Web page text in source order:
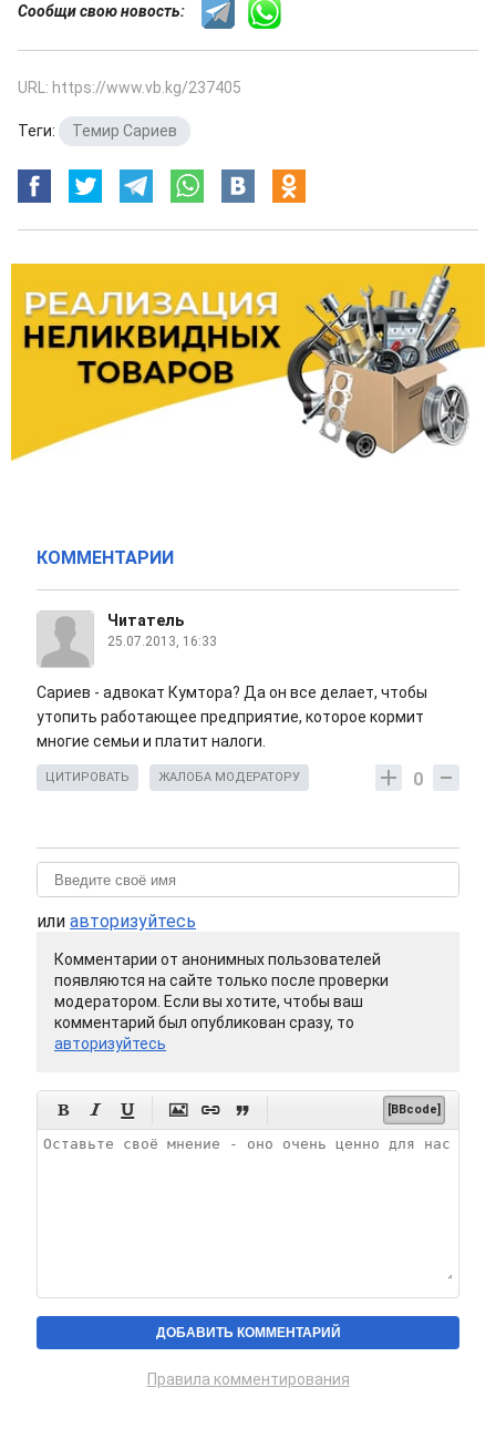
Сообщи свою новость:
URL: https://www.vb.kg/237405
Теги: Темир Сариев
КОММЕНТАРИИ
Читатель
25.07.2013, 16:33
Сариев - адвокат Кумтора? Да он все делает, чтобы
утопить работающее предприятие, которое кормит
многие семьи и платит налоги.
0
ЦИТИРОВАТЬ ЖАЛОБА МОДЕРАТОРУ
или авторизуйтесь
Комментарии от анонимных пользователей
появляются на сайте только после проверки
модератором. Если вы хотите, чтобы ваш
комментарий был опубликован сразу, то
авторизуйтесь
      [BBcode]
Правила комментирования